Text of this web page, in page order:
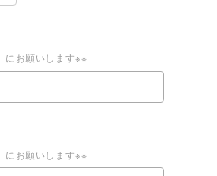
にお願いします※※
にお願いします※※